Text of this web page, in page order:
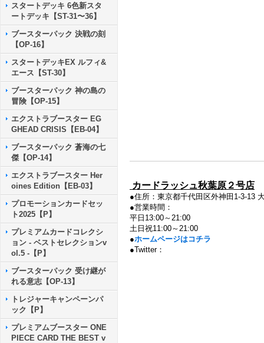
スタートデッキ 6色新スタ
ートデッキ【ST-31〜36】
ブースターパック 決戦の刻
【OP-16】
スタートデッキEX ルフィ&
エース【ST-30】
ブースターパック 神の島の
冒険【OP-15】
エクストラブースター EG
GHEAD CRISIS【EB-04】
ブースターパック 蒼海の七
傑【OP-14】
エクストラブースター Her
oines Edition【EB-03】
プロモーションカードセッ
ト2025【P】
プレミアムカードコレクシ
ョン - ベストセレクションv
ol.5 -【P】
ブースターパック 受け継が
れる意志【OP-13】
トレジャーキャンペーンパ
ック【P】
プレミアムブースター ONE
PIECE CARD THE BEST v
カードラッシュ秋葉原２号店
●住所：東京都千代田区外神田1-3-13
●営業時間：
平日13:00～21:00
土日祝11:00～21:00
●ホームページはコチラ
●Twitter：